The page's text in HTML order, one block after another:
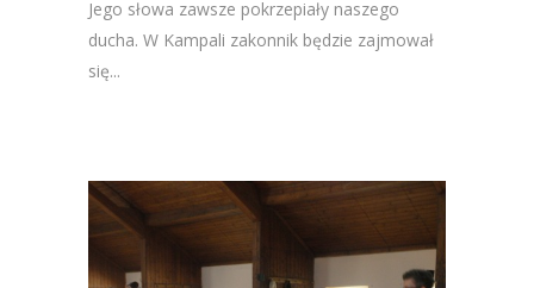
Jego słowa zawsze pokrzepiały naszego
ducha. W Kampali zakonnik będzie zajmował
się...